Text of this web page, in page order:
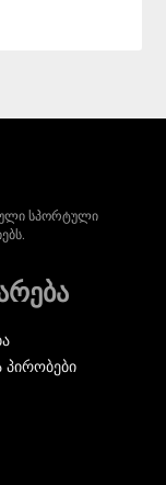
სპორტული
პირობები